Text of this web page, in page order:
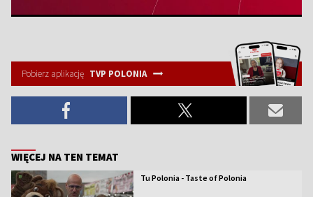
Pobierz aplikację TVP POLONIA
WIĘCEJ NA TEN TEMAT
Tu Polonia - Taste of Polonia